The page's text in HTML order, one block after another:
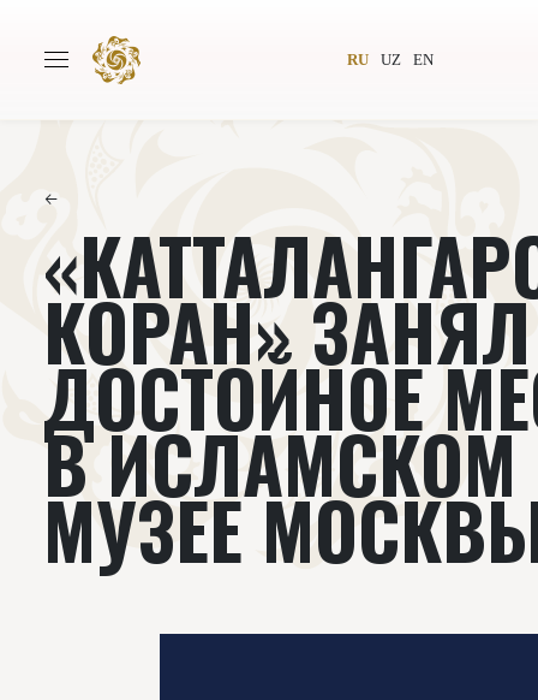
RU UZ EN
Авторы Всемирное общество
Издательство Новости
Проекты
Книги Видеолекторий
←
КОРАН» ЗАНЯЛ
ДОСТОЙНОЕ
В ИСЛАМСКОМ
МУЗЕЕ